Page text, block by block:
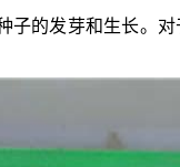
的发芽和生长。对